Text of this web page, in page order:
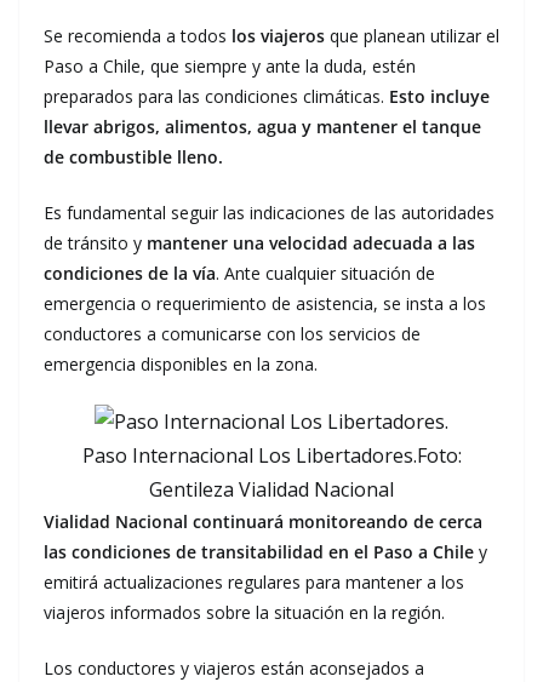
Se recomienda a todos los viajeros que planean utilizar el
Paso a Chile, que siempre y ante la duda, estén
preparados para las condiciones climáticas. Esto incluye
llevar abrigos, alimentos, agua y mantener el tanque
de combustible lleno.
Es fundamental seguir las indicaciones de las autoridades
de tránsito y mantener una velocidad adecuada a las
condiciones de la vía. Ante cualquier situación de
emergencia o requerimiento de asistencia, se insta a los
conductores a comunicarse con los servicios de
emergencia disponibles en la zona.
Paso Internacional Los Libertadores.Foto:
Gentileza Vialidad Nacional
Vialidad Nacional continuará monitoreando de cerca
las condiciones de transitabilidad en el Paso a Chile y
emitirá actualizaciones regulares para mantener a los
viajeros informados sobre la situación en la región.
Los conductores y viajeros están aconsejados a